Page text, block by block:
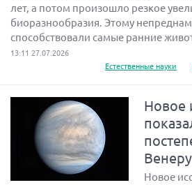
лет, а потом произошло резкое
биоразнообразия. Этому
способствовали самые ранние
13:11 27.07.2026
Естественные науки
Новое
Новое